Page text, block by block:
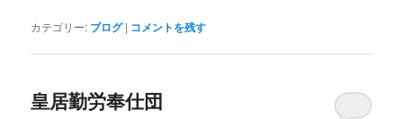
カテゴリー: ブログ | コメントを残す
皇居勤労奉仕団